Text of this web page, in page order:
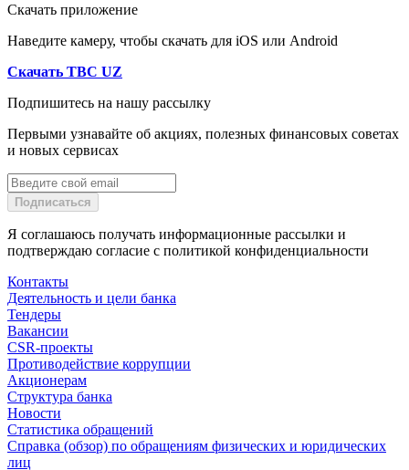
Скачать приложение
Наведите камеру, чтобы скачать для iOS или Android
Скачать TBC UZ
Подпишитесь на нашу рассылку
Первыми узнавайте об акциях, полезных финансовых советах
и новых сервисах
Подписаться
Я соглашаюсь получать информационные рассылки и
подтверждаю согласие с политикой конфиденциальности
Контакты
Деятельность и цели банка
Тендеры
Вакансии
CSR-проекты
Противодействие коррупции
Акционерам
Структура банка
Новости
Статистика обращений
Справка (обзор) по обращениям физических и юридических
лиц